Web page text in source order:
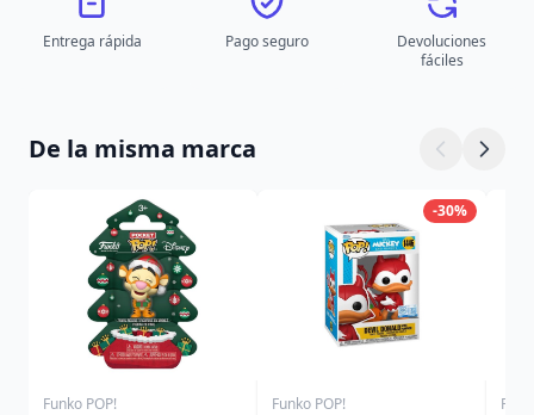
Entrega rápida Pago seguro
Devoluciones
fáciles
De la misma marca
Funko POP!
-30%
Funko POP!